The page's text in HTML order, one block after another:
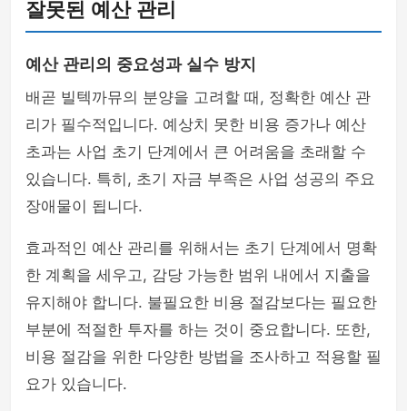
잘못된 예산 관리
예산 관리의 중요성과 실수 방지
배곧 빌텍까뮤의 분양을 고려할 때, 정확한 예산 관
리가 필수적입니다. 예상치 못한 비용 증가나 예산
초과는 사업 초기 단계에서 큰 어려움을 초래할 수
있습니다. 특히, 초기 자금 부족은 사업 성공의 주요
장애물이 됩니다.
효과적인 예산 관리를 위해서는 초기 단계에서 명확
한 계획을 세우고, 감당 가능한 범위 내에서 지출을
유지해야 합니다. 불필요한 비용 절감보다는 필요한
부분에 적절한 투자를 하는 것이 중요합니다. 또한,
비용 절감을 위한 다양한 방법을 조사하고 적용할 필
요가 있습니다.